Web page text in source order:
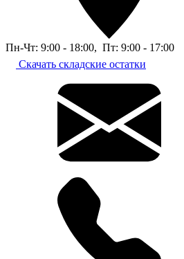
Пн-Чт: 9:00 - 18:00, Пт: 9:00 - 17:00
Скачать складские остатки